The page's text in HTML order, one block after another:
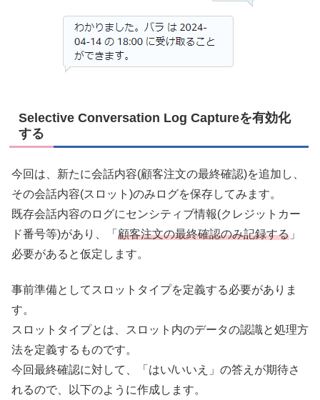
Selective Conversation Log Captureを有効化
する
今回は、新たに会話内容(顧客注文の最終確認)を追加し、
その会話内容(スロット)のみログを保存してみます。
既存会話内容のログにセンシティブ情報(クレジットカー
ド番号等)があり、「 顧客注文の最終確認のみ記録する 」
必要があると仮定します。
事前準備としてスロットタイプを定義する必要がありま
す。
スロットタイプとは、スロット内のデータの認識と処理方
法を定義するものです。
今回最終確認に対して、「はい/いいえ」の答えが期待さ
れるので、以下のように作成します。